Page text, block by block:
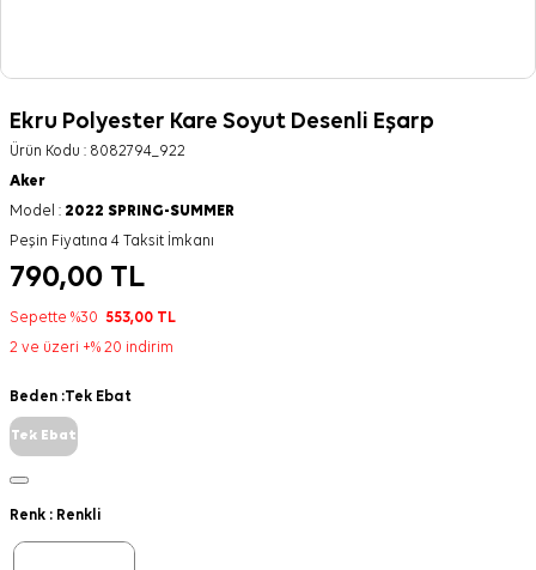
Ekru Polyester Kare Soyut Desenli Eşarp
Ürün Kodu : 8082794_922
Aker
Model : 2022 SPRING-SUMMER
Peşin Fiyatına 4 Taksit İmkanı
790,00 TL
Sepette %30 553,00 TL
2 ve üzeri +% 20 indirim
Beden :Tek Ebat
Tek Ebat
Renk : Renkli